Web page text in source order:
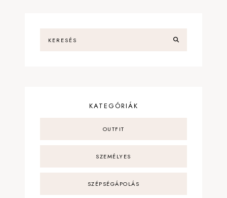
KATEGÓRIÁK
OUTFIT
SZEMÉLYES
SZÉPSÉGÁPOLÁS